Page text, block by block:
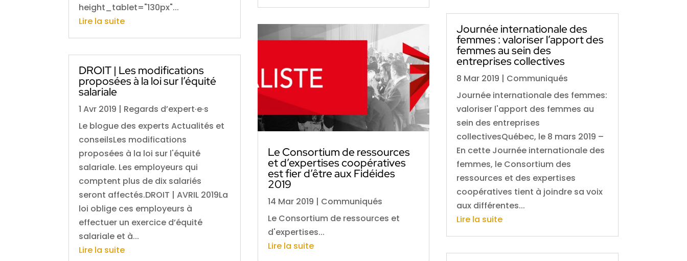
height_tablet="130px"...
Lire la suite
DROIT | Les modifications
proposées à la loi sur l’équité
salariale
1 Avr 2019 | Regards d’expert·e·s
Le blogue des experts Actualités et
conseilsLes modifications
proposées à la loi sur l'équité
salariale. Les employeurs qui
comptent plus de dix salariés
seront affectés.DROIT | AVRIL 2019La
loi oblige ces employeurs à
effectuer un exercice d’équité
salariale et à...
Lire la suite
Le Consortium de ressources
et d’expertises coopératives
est fier d’être aux Fidéides
2019
14 Mar 2019 | Communiqués
Le Consortium de ressources et
d'expertises...
Lire la suite
Journée internationale des
femmes : valoriser l’apport des
femmes au sein des
entreprises collectives
8 Mar 2019 | Communiqués
Journée internationale des femmes:
valoriser l'apport des femmes au
sein des entreprises
collectivesQuébec, le 8 mars 2019 –
En cette Journée internationale des
femmes, le Consortium des
ressources et des expertises
coopératives tient à joindre sa voix
aux différentes...
Lire la suite